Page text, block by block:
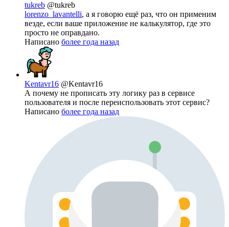
tukreb @tukreb
lorenzo_lavantelli, а я говорю ещё раз, что он применим
везде, если ваше приложение не калькулятор, где это
просто не оправдано.
Написано более года назад
Kentavr16 @Kentavr16
А почему не прописать эту логику раз в сервисе
пользователя и после переиспользовать этот сервис?
Написано более года назад